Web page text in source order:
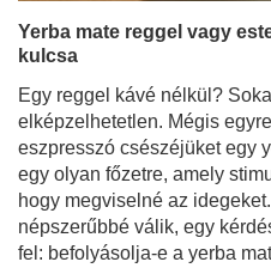
Yerba mate reggel vagy
kulcsa
Egy reggel kávé nélkül?
elképzelhetetlen. Mégis
eszpresszó csészéjüket egy
egy olyan főzetre, amely
hogy megviselné az
népszerűbbé válik, egy
fel: befolyásolja-e a yerba